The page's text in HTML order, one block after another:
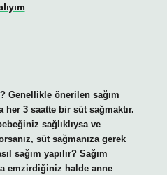
Genellikle önerilen sağım
her 3 saatte bir süt sağmaktır.
sağlıklıysa ve
süt sağmanıza gerek
sağım yapılır? Sağım
emzirdiğiniz halde anne